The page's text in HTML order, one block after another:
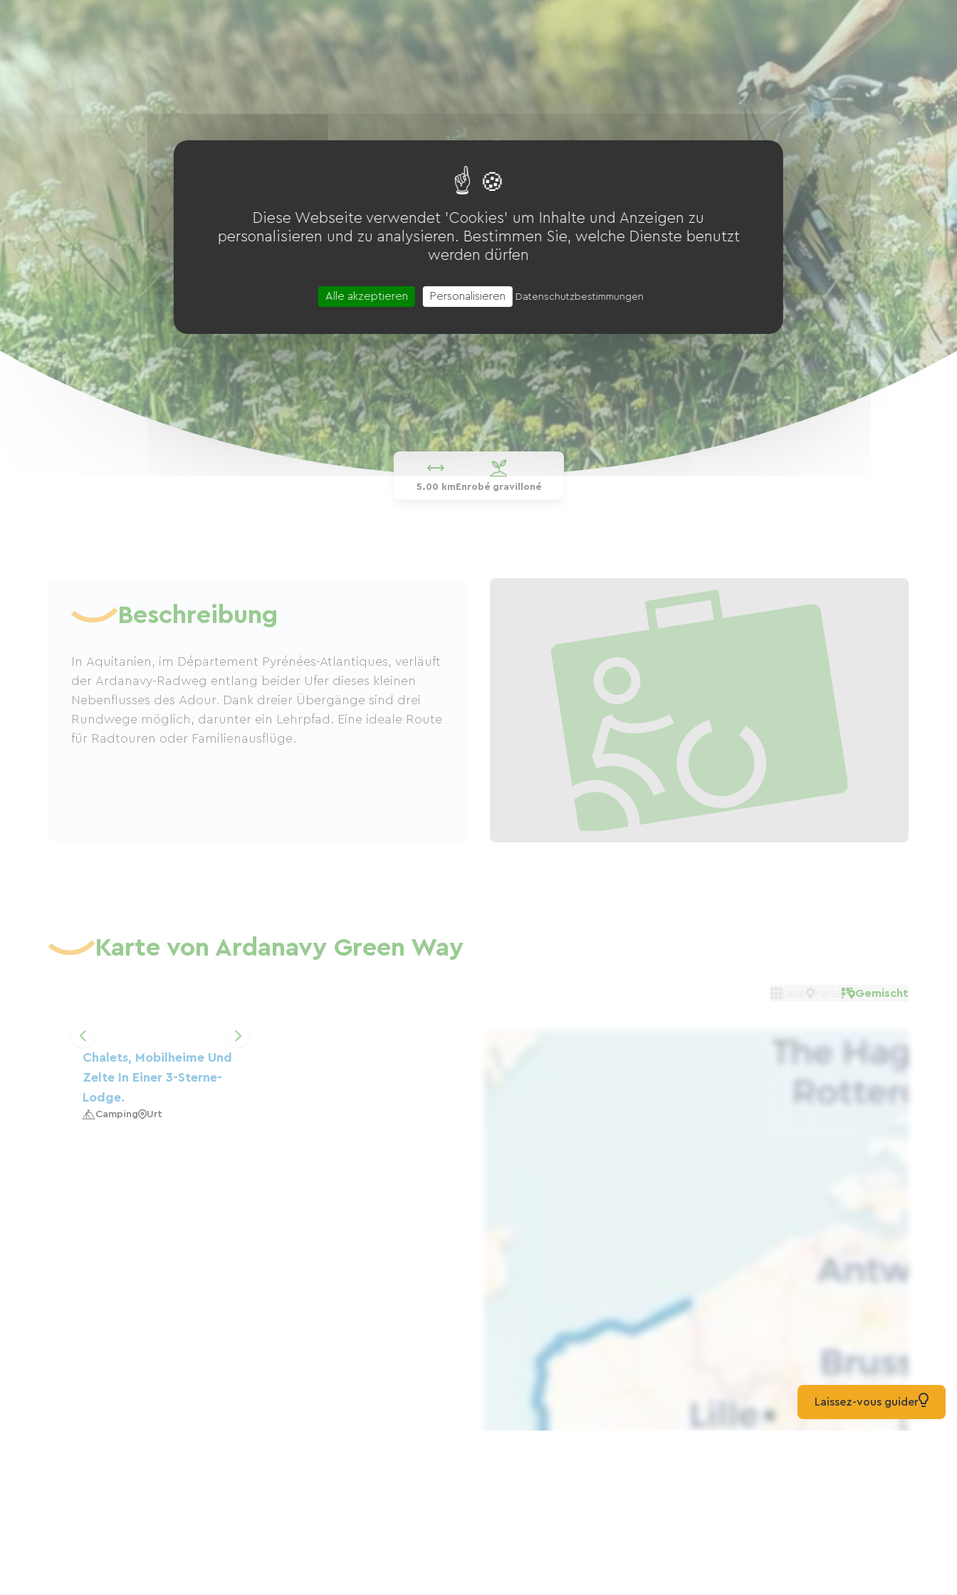
5.00 kmEnrobé gravilloné
Beschreibung
In Aquitanien, im Département Pyrénées-Atlantiques, verläuft
der Ardanavy-Radweg entlang beider Ufer dieses kleinen
Nebenflusses des Adour. Dank dreier Übergänge sind drei
Rundwege möglich, darunter ein Lehrpfad. Eine ideale Route
für Radtouren oder Familienausflüge.
Karte von Ardanavy Green Way
Gemischt
Chalets, Mobilheime Und
Zelte In Einer 3-Sterne-
Lodge.
Camping Urt
Laissez-vous guider
Diese Webseite verwendet 'Cookies' um Inhalte und Anzeigen zu
personalisieren und zu analysieren. Bestimmen Sie, welche Dienste benutzt
werden dürfen
Alle akzeptieren Personalisieren Datenschutzbestimmungen